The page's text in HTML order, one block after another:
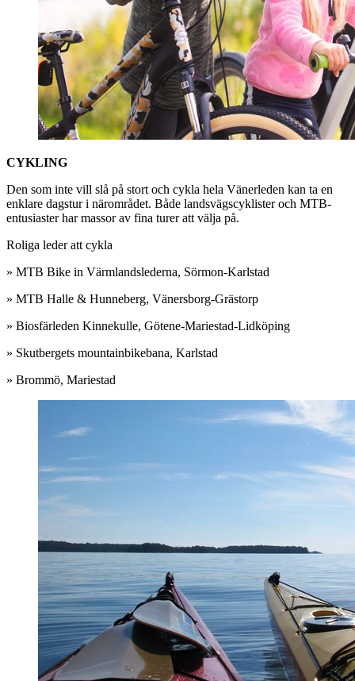
CYKLING
Den som inte vill slå på stort och cykla hela Vänerleden kan ta en
enklare dagstur i närområdet. Både landsvägscyklister och MTB­
entusiaster har massor av fina turer att välja på.
Roliga leder att cykla
» MTB Bike in Värmlands­lederna, Sörmon­-Karlstad
» MTB Halle & Hunneberg, Vänersborg-­Grästorp
» Biosfärleden Kinnekulle, Götene­-Mariestad-­Lidköping
» Skutbergets mountainbikebana, Karlstad
» Brommö, Mariestad